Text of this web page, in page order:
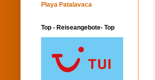
Playa Patalavaca
Top - Reiseangebote- Top